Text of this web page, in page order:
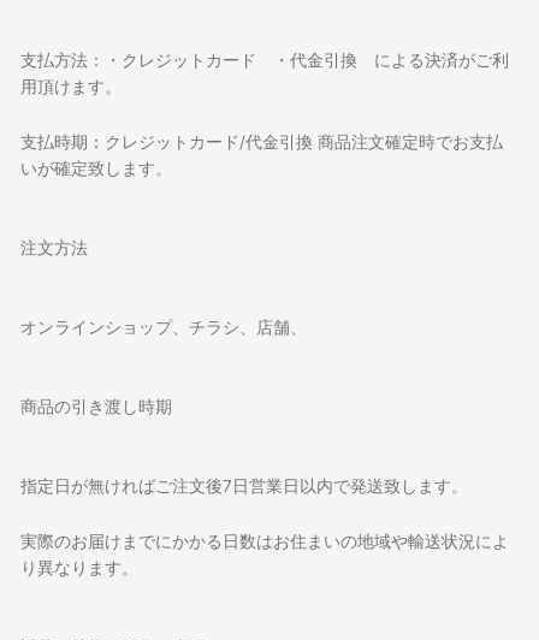
支払方法：・クレジットカード ・代金引換 による決済がご利
用頂けます。
支払時期：クレジットカード/代金引換 商品注文確定時でお支払
いが確定致します。
注文方法
オンラインショップ、チラシ、店舗、
商品の引き渡し時期
指定日が無ければご注文後7日営業日以内で発送致します。
実際のお届けまでにかかる日数はお住まいの地域や輸送状況によ
り異なります。